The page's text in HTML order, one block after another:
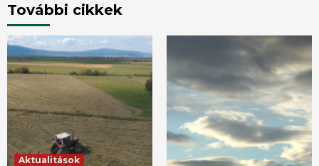
További cikkek
Aktualitások